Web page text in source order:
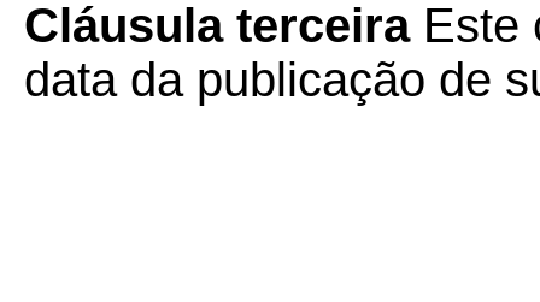
Cláusula terceiraEste
data da publicação de